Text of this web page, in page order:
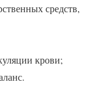
средств,
крови;